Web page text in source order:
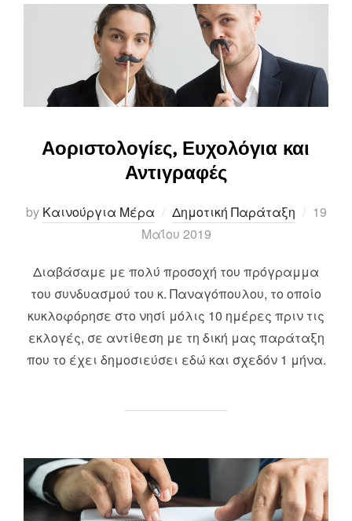
Αοριστολογίες, Ευχολόγια και
Αντιγραφές
by Καινούργια Μέρα Δημοτική Παράταξη
Posted
19
Μαΐου 2019
Διαβάσαμε με πολύ προσοχή του πρόγραμμα
του συνδυασμού του κ. Παναγόπουλου, το οποίο
κυκλοφόρησε στο νησί μόλις 10 ημέρες πριν τις
εκλογές, σε αντίθεση με τη δική μας παράταξη
που το έχει δημοσιεύσει εδώ και σχεδόν 1 μήνα.